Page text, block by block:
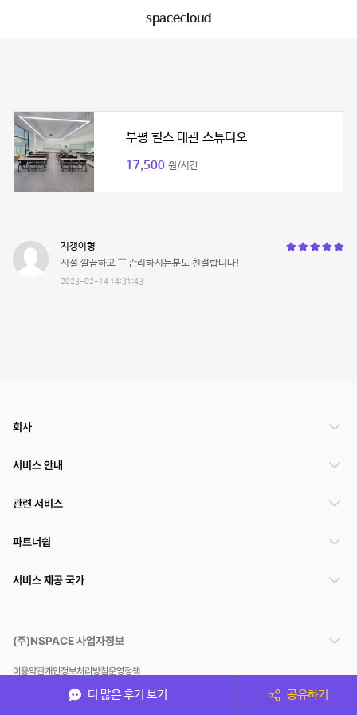
spacecloud
부평 힐스 대관 스튜디오
17,500 원/시간
지갱이형
시설 깔끔하고 ^^ 관리하시는분도 친절합니다!
2023-02-14 14:31:43
더 많은 후기 보기 공유하기
회사
서비스 안내
관련 서비스
파트너쉽
서비스 제공 국가
(주)NSPACE 사업자정보
이용약관개인정보처리방침운영정책
스페이스클라우드는 통신판매중개자이며 통신판매의 당사자가 아닙니다. 따라서 스페이스클
라우드는 공간 거래정보 및 거래에 대해 책임지지 않습니다.